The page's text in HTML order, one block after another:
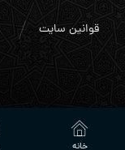
قوانین سایت
خانه